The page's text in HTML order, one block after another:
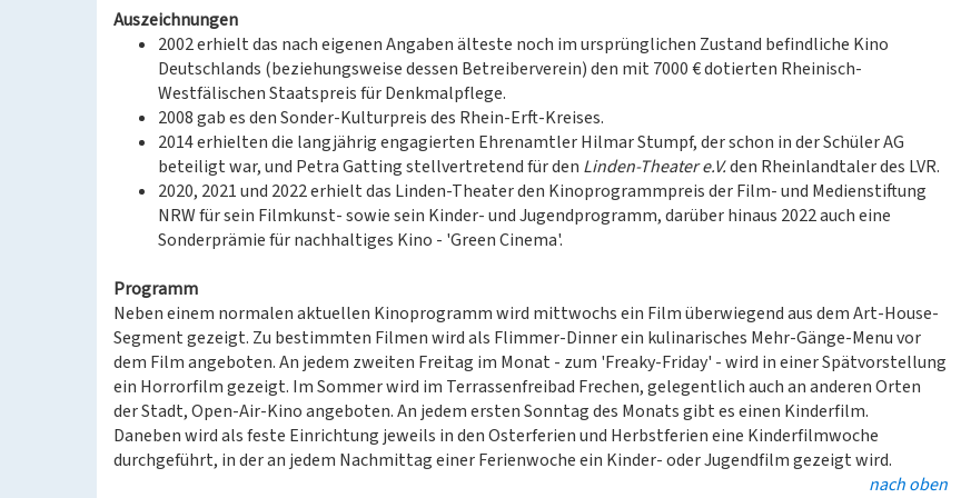
Auszeichnungen
2002 erhielt das nach eigenen Angaben älteste noch im ursprünglichen Zustand befindliche Kino
Deutschlands (beziehungsweise dessen Betreiberverein) den mit 7000 € dotierten Rheinisch-
Westfälischen Staatspreis für Denkmalpflege.
2008 gab es den Sonder-Kulturpreis des Rhein-Erft-Kreises.
2014 erhielten die langjährig engagierten Ehrenamtler Hilmar Stumpf, der schon in der Schüler AG
beteiligt war, und Petra Gatting stellvertretend für den Linden-Theater e.V.den Rheinlandtaler des LVR.
2020, 2021 und 2022 erhielt das Linden-Theater den Kinoprogrammpreis der Film- und Medienstiftung
NRW für sein Filmkunst- sowie sein Kinder- und Jugendprogramm, darüber hinaus 2022 auch eine
Sonderprämie für nachhaltiges Kino - 'Green Cinema'.
Programm
Neben einem normalen aktuellen Kinoprogramm wird mittwochs ein Film überwiegend aus dem Art-House-
Segment gezeigt. Zu bestimmten Filmen wird als Flimmer-Dinner ein kulinarisches Mehr-Gänge-Menu vor
dem Film angeboten. An jedem zweiten Freitag im Monat - zum 'Freaky-Friday' - wird in einer Spätvorstellung
ein Horrorfilm gezeigt. Im Sommer wird im Terrassenfreibad Frechen, gelegentlich auch an anderen Orten
der Stadt, Open-Air-Kino angeboten. An jedem ersten Sonntag des Monats gibt es einen Kinderfilm.
Daneben wird als feste Einrichtung jeweils in den Osterferien und Herbstferien eine Kinderfilmwoche
durchgeführt, in der an jedem Nachmittag einer Ferienwoche ein Kinder- oder Jugendfilm gezeigt wird.
nach oben